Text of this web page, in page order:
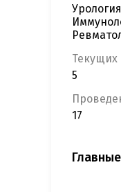
Текущих
5
17